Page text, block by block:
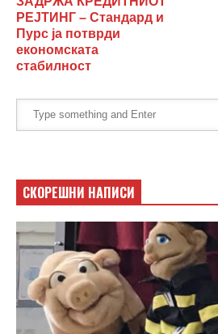
РЕЈТИНГ – Стандард и
Пурс ја потврди
економската
стабилност
СКОРЕШНИ НАПИСИ